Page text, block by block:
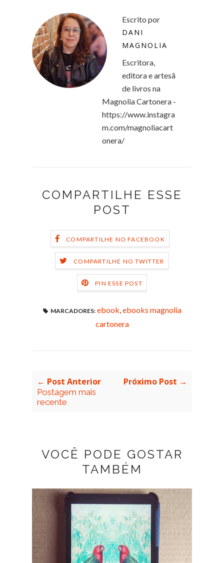
Escrito por
DANI
MAGNOLIA
Escritora,
editora e artesã
de livros na
Magnolia Cartonera -
https://www.instagra
m.com/magnoliacart
onera/
COMPARTILHE ESSE
POST
COMPARTILHE NO FACEBOOK
COMPARTILHE NO TWITTER
PIN ESSE POST
MARCADORES: ebook,ebooks magnolia
cartonera
← Post Anterior
Postagem mais
recente
Próximo Post →
VOCÊ PODE GOSTAR
TAMBÉM